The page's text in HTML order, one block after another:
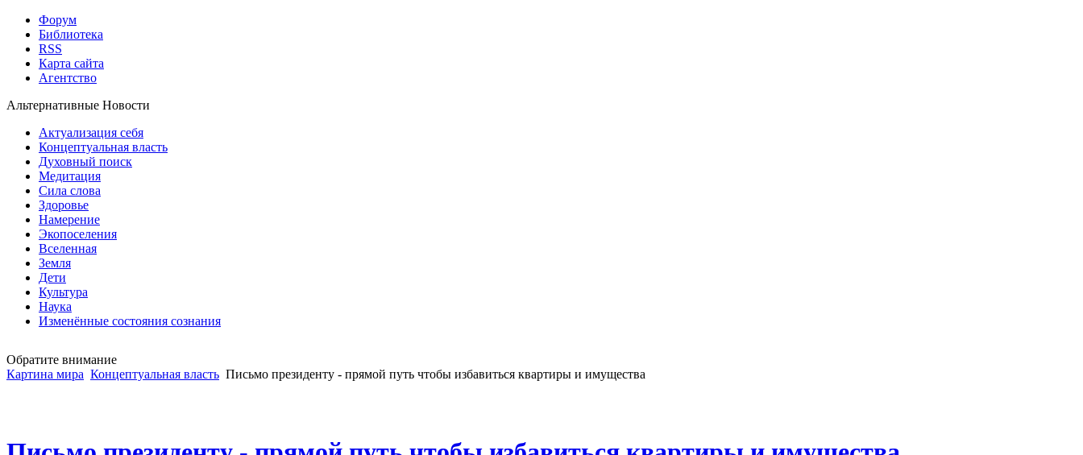
Форум
Библиотека
RSS
Карта сайта
Агентство
Альтернативные Новости
Актуализация себя
Концептуальная власть
Духовный поиск
Медитация
Сила слова
Здоровье
Намерение
Экопоселения
Вселенная
Земля
Дети
Культура
Наука
Изменённые состояния сознания
Обратите внимание
Картина мира Концептуальная власть Письмо президенту - прямой путь чтобы избавиться квартиры и имущества